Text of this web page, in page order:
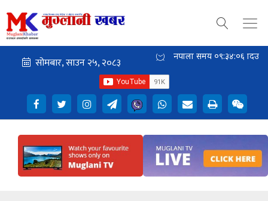
नेपाली समय ०९:३४:०७ दिउँसो